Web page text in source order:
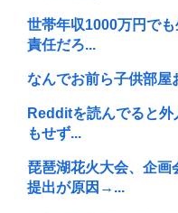
世帯年収1000万円で
責任だろ...
なんでお前ら子供部屋
Redditを読んでると
もせず...
琵琶湖花火大会、企画
提出が原因→...